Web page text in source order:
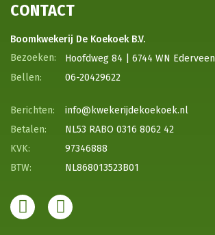
CONTACT
Boomkwekerij De Koekoek B.V.
Hoofdweg 84 | 6744 WN Ederveen
06-20429622
info@kwekerijdekoekoek.nl
NL53 RABO 0316 8062 42
97346888
NL868013523B01